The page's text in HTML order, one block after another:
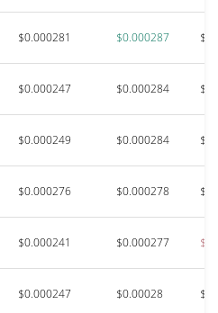
$0.000281 $0.000287
$0.000247 $0.000284
$0.000249 $0.000284
$0.000276 $0.000278
$0.000241 $0.000277
$0.000247 $0.00028